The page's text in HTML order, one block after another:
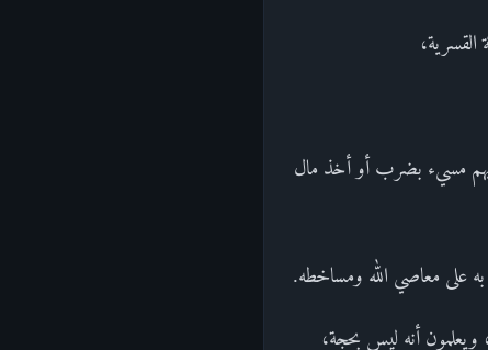
مسيء بضرب أو أخذ مال
على معاصي الله ومساخطه.
أنه ليس بحجة،